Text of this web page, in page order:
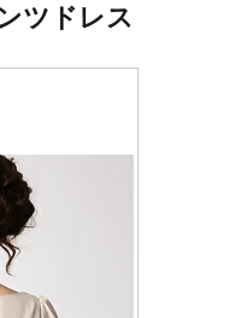
ツドレス